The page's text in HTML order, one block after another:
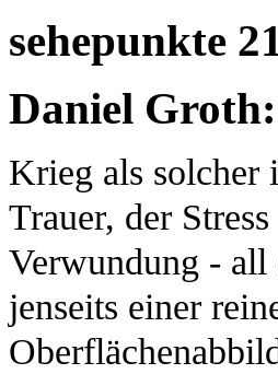
sehepunkte
Daniel
Krieg als solcher
Trauer, der
Verwundung - all
jenseits einer